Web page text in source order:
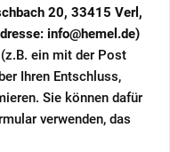
20, 33415 Verl,
info@hemel.de)
ein mit der Post
Ihren Entschluss,
Sie können dafür
verwenden, das